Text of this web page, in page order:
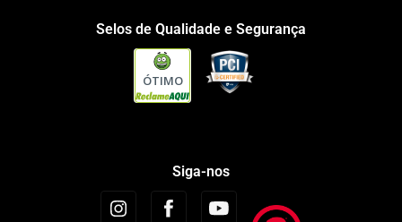
Selos de Qualidade e Segurança
ÓTIMO
Siga-nos